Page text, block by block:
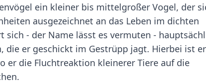
ein kleiner bis mittelgroßer Vogel, der
ausgezeichnet an das Leben im dichten
sich - der Name lässt es vermuten -
die er geschickt im Gestrüpp jagt. Hierbei ist
er die Fluchtreaktion kleinerer Tiere auf die